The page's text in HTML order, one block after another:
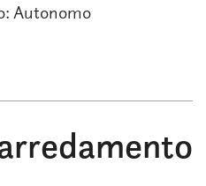
Autonomo